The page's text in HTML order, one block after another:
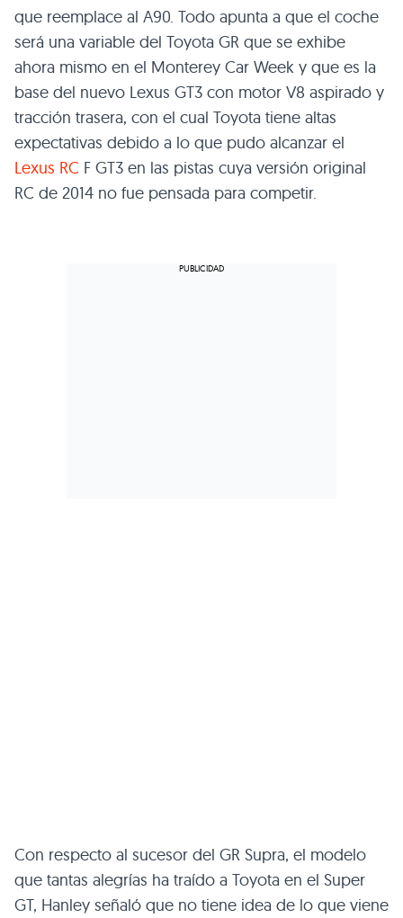
que reemplace al A90. Todo apunta a que el coche
será una variable del Toyota GR que se exhibe
ahora mismo en el Monterey Car Week y que es la
base del nuevo Lexus GT3 con motor V8 aspirado y
tracción trasera, con el cual Toyota tiene altas
expectativas debido a lo que pudo alcanzar el
Lexus RC F GT3 en las pistas cuya versión original
RC de 2014 no fue pensada para competir.
Con respecto al sucesor del GR Supra, el modelo
que tantas alegrías ha traído a Toyota en el Super
GT, Hanley señaló que no tiene idea de lo que viene